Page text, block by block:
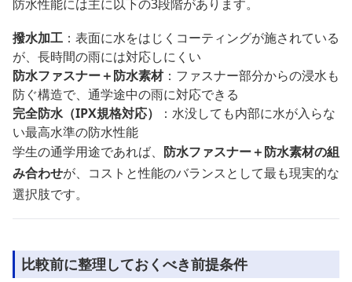
防水性能には主に以下の3段階があります。
撥水加工 ：表面に水をはじくコーティングが施されている
が、長時間の雨には対応しにくい
防水ファスナー＋防水素材：ファスナー部分からの浸水も
防ぐ構造で、通学途中の雨に対応できる
完全防水（IPX規格対応）
：水没しても内部に水が入らな
い最高水準の防水性能
学生の通学用途であれば、 防水ファスナー＋防水素材の組
み合わせが、コストと性能のバランスとして最も現実的な
選択肢です。
比較前に整理しておくべき前提条件